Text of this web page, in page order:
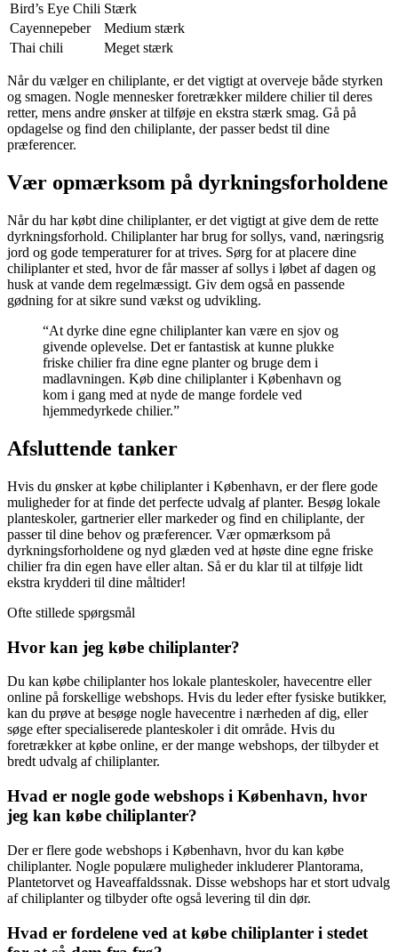
Bird’s Eye Chili Stærk
Cayennepeber
Medium stærk
Thai chili
Meget stærk
Når du vælger en chiliplante, er det vigtigt at overveje både styrken
og smagen. Nogle mennesker foretrækker mildere chilier til deres
retter, mens andre ønsker at tilføje en ekstra stærk smag. Gå på
opdagelse og find den chiliplante, der passer bedst til dine
præferencer.
Vær opmærksom på dyrkningsforholdene
Når du har købt dine chiliplanter, er det vigtigt at give dem de rette
dyrkningsforhold. Chiliplanter har brug for sollys, vand, næringsrig
jord og gode temperaturer for at trives. Sørg for at placere dine
chiliplanter et sted, hvor de får masser af sollys i løbet af dagen og
husk at vande dem regelmæssigt. Giv dem også en passende
gødning for at sikre sund vækst og udvikling.
“At dyrke dine egne chiliplanter kan være en sjov og
givende oplevelse. Det er fantastisk at kunne plukke
friske chilier fra dine egne planter og bruge dem i
madlavningen. Køb dine chiliplanter i København og
kom i gang med at nyde de mange fordele ved
hjemmedyrkede chilier.”
Afsluttende tanker
Hvis du ønsker at købe chiliplanter i København, er der flere gode
muligheder for at finde det perfecte udvalg af planter. Besøg lokale
planteskoler, gartnerier eller markeder og find en chiliplante, der
passer til dine behov og præferencer. Vær opmærksom på
dyrkningsforholdene og nyd glæden ved at høste dine egne friske
chilier fra din egen have eller altan. Så er du klar til at tilføje lidt
ekstra krydderi til dine måltider!
Ofte stillede spørgsmål
Hvor kan jeg købe chiliplanter?
Du kan købe chiliplanter hos lokale planteskoler, havecentre eller
online på forskellige webshops. Hvis du leder efter fysiske butikker,
kan du prøve at besøge nogle havecentre i nærheden af dig, eller
søge efter specialiserede planteskoler i dit område. Hvis du
foretrækker at købe online, er der mange webshops, der tilbyder et
bredt udvalg af chiliplanter.
Hvad er nogle gode webshops i København, hvor
jeg kan købe chiliplanter?
Der er flere gode webshops i København, hvor du kan købe
chiliplanter. Nogle populære muligheder inkluderer Plantorama,
Plantetorvet og Haveaffaldssnak. Disse webshops har et stort udvalg
af chiliplanter og tilbyder ofte også levering til din dør.
Hvad er fordelene ved at købe chiliplanter i stedet